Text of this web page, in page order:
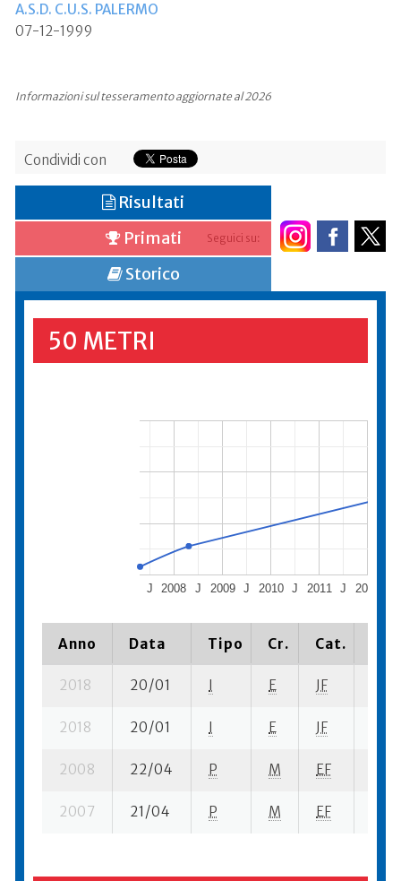
A.S.D. C.U.S. PALERMO
07-12-1999
Informazioni sul tesseramento aggiornate al 2026
Condividi con
Seguici su:
Risultati
Primati
Storico
50 METRI
2008 2009 2010 2011 2012
J J J J J
Anno Data Tipo Cr. Cat.
2018 20/01 I E JF
2018 20/01 I E JF
2008 22/04 P M EF
2007 21/04 P M EF